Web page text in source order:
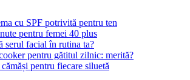
cu SPF potrivită pentru ten
pentru femei 40 plus
serul facial în rutina ta?
pentru gătitul zilnic: merită?
pentru fiecare siluetă